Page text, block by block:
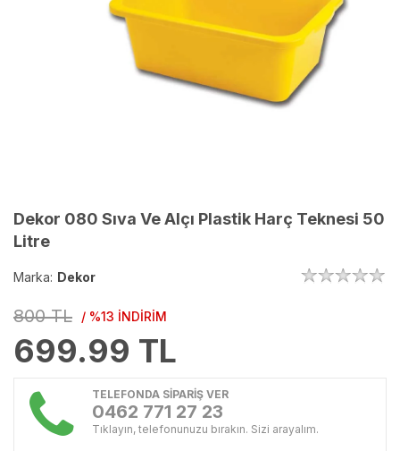
Dekor 080 Sıva Ve Alçı Plastik Harç Teknesi 50
Litre
Marka: Dekor
800 TL / %13 İNDİRİM
699.99 TL
TELEFONDA SİPARİŞ VER
0462 771 27 23
Tıklayın, telefonunuzu bırakın. Sizi arayalım.